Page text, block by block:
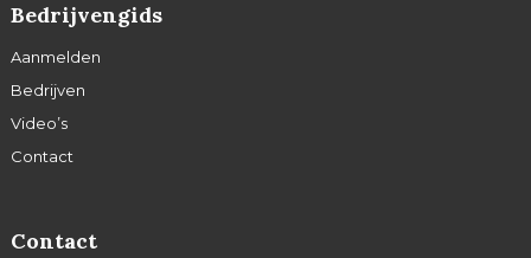
Bedrijvengids
Aanmelden
Bedrijven
Video’s
Contact
Contact